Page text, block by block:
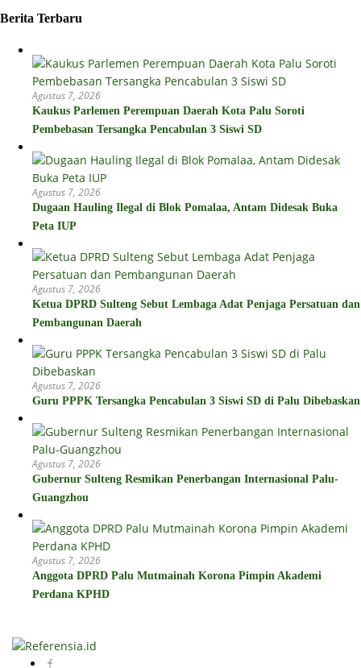
Berita Terbaru
Agustus 7, 2026
Kaukus Parlemen Perempuan Daerah Kota Palu Soroti
Pembebasan Tersangka Pencabulan 3 Siswi SD
Agustus 7, 2026
Dugaan Hauling Ilegal di Blok Pomalaa, Antam Didesak Buka
Peta IUP
Agustus 7, 2026
Ketua DPRD Sulteng Sebut Lembaga Adat Penjaga Persatuan dan
Pembangunan Daerah
Agustus 7, 2026
Guru PPPK Tersangka Pencabulan 3 Siswi SD di Palu Dibebaskan
Agustus 7, 2026
Gubernur Sulteng Resmikan Penerbangan Internasional Palu-
Guangzhou
Agustus 7, 2026
Anggota DPRD Palu Mutmainah Korona Pimpin Akademi
Perdana KPHD